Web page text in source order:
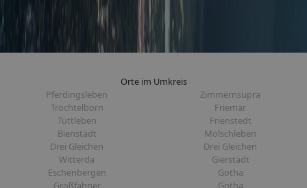
Orte im Umkreis
Pferdingsleben
Zimmernsupra
Tröchtelborn
Friemar
Tüttleben
Frienstedt
Bienstädt
Molschleben
Drei Gleichen
Drei Gleichen
Witterda
Gierstädt
Eschenbergen
Gotha